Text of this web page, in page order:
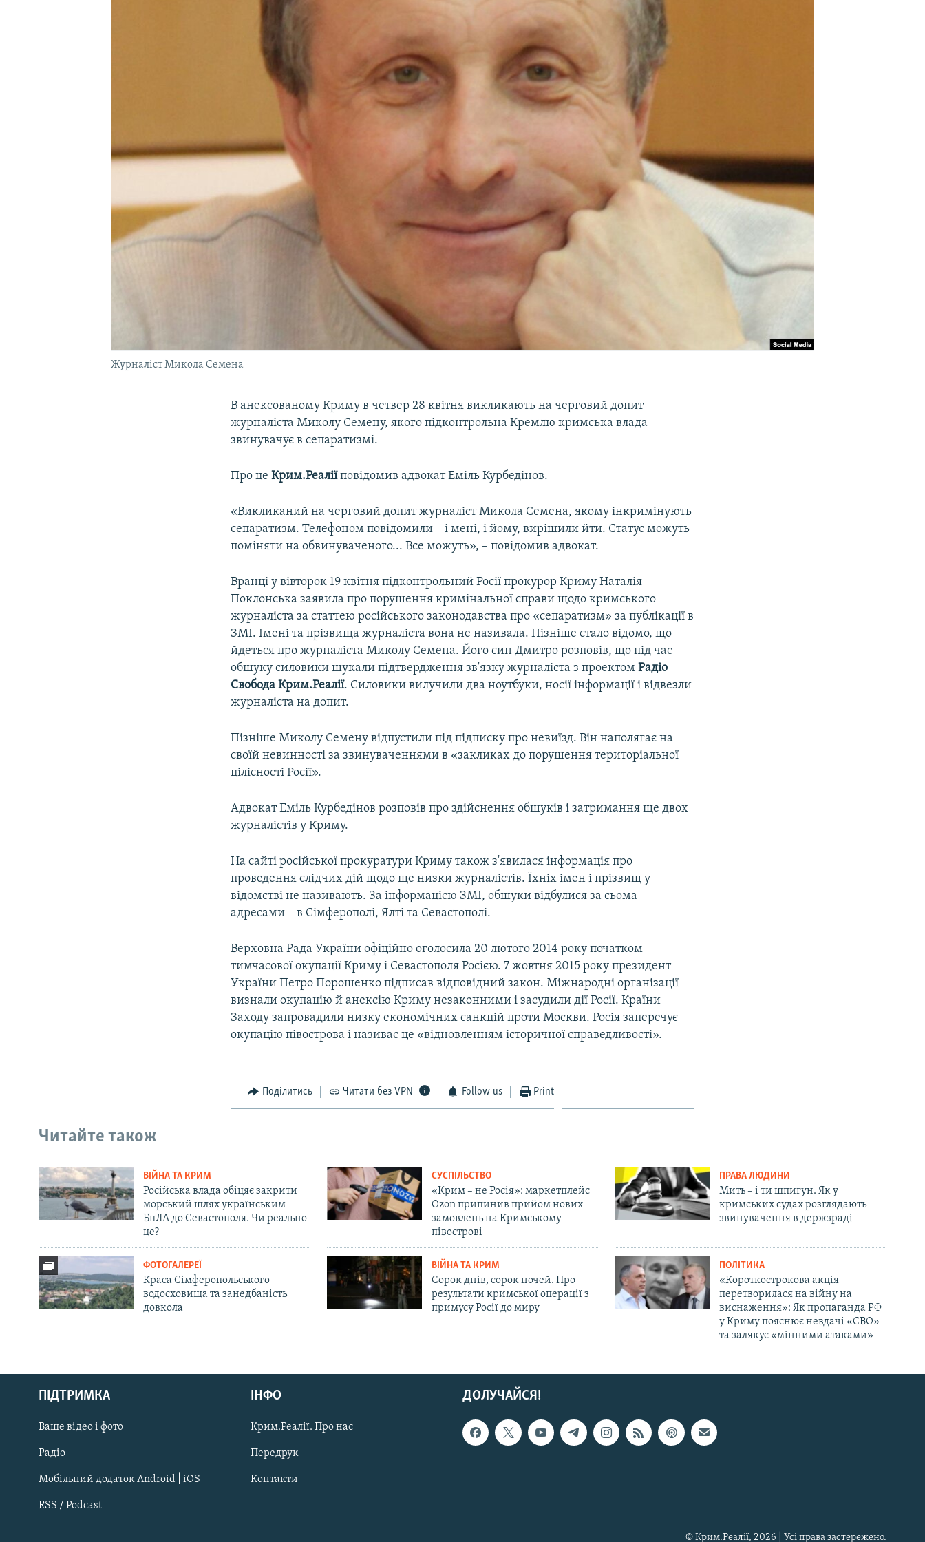
Русский
Qırımtatar
ДОЛУЧАЙСЯ!
Журналіст Микола Семена
В анексованому Криму в четвер 28 квітня викликають на черговий допит
журналіста Миколу Семену, якого підконтрольна Кремлю кримська влада
звинувачує в сепаратизмі.
Про цеКрим.Реаліїповідомив адвокат Еміль Курбедінов.
«Викликаний на черговий допит журналіст Микола Семена, якому інкримінують
сепаратизм. Телефоном повідомили – і мені, і йому, вирішили йти. Статус можуть
поміняти на обвинуваченого... Все можуть», – повідомив адвокат.
Вранці у вівторок 19 квітня підконтрольний Росії прокурор Криму Наталія
Поклонська заявила про порушення кримінальної справи щодо кримського
журналіста за статтею російського законодавства про «сепаратизм» за публікації в
ЗМІ. Імені та прізвища журналіста вона не називала. Пізніше стало відомо, що
йдеться про журналіста Миколу Семена. Його син Дмитро розповів, що під час
обшуку силовики шукали підтвердження зв'язку журналіста з проектомРадiо
Свобода Крим.Реалії. Силовики вилучили два ноутбуки, носії інформації і відвезли
журналіста на допит.
Пізніше Миколу Семену відпустили під підписку про невиїзд. Він наполягає на
своїй невинності за звинуваченнями в «закликах до порушення територіальної
цілісності Росії».
Адвокат Еміль Курбедінов розповів про здійснення обшуків і затримання ще двох
журналістів у Криму.
На сайті російської прокуратури Криму також з'явилася інформація про
проведення слідчих дій щодо ще низки журналістів. Їхніх імен і прізвищ у
відомстві не називають. За інформацією ЗМІ, обшуки відбулися за сьома
адресами – в Сімферополі, Ялті та Севастополі.
Верховна Рада України офіційно оголосила 20 лютого 2014 року початком
тимчасової окупації Криму і Севастополя Росією. 7 жовтня 2015 року президент
України Петро Порошенко підписав відповідний закон. Міжнародні організації
визнали окупацію й анексію Криму незаконними і засудили дії Росії. Країни
Заходу запровадили низку економічних санкцій проти Москви. Росія заперечує
окупацію півострова і називає це «відновленням історичної справедливості».
Поділитись Читати без VPN Follow us Print
Читайте також
ВІЙНА ТА КРИМ
Російська влада обіцяє закрити
морський шлях українським
БпЛА до Севастополя. Чи реально
це?
СУСПІЛЬСТВО
«Крим – не Росія»: маркетплейс
Ozon припинив прийом нових
замовлень на Кримському
півострові
ПРАВА ЛЮДИНИ
Мить – і ти шпигун. Як у
кримських судах розглядають
звинувачення в держзраді
ФОТОГАЛЕРЕЇ
Краса Сімферопольського
водосховища та занедбаність
довкола
ВІЙНА ТА КРИМ
Сорок днів, сорок ночей. Про
результати кримської операції з
примусу Росії до миру
ПОЛІТИКА
«Короткострокова акція
перетворилася на війну на
виснаження»: Як пропаганда РФ
у Криму пояснює невдачі «СВО»
та залякує «мінними атаками»
ДОЛУЧАЙСЯ!
ПІДТРИМКА
Ваше відео і фото
Радіо
Мобільний додаток Android | iOS
RSS / Podcast
ІНФО
Крим.Реалії. Про нас
Передрук
Контакти
© Крим.Реалії, 2026 | Усі права застережено.